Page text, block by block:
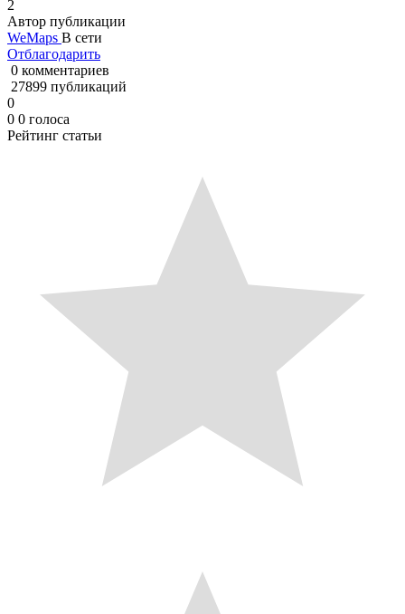
2
Автор публикации
WeMaps В сети
Отблагодарить
0 комментариев
27899 публикаций
0
0 0 голоса
Рейтинг статьи